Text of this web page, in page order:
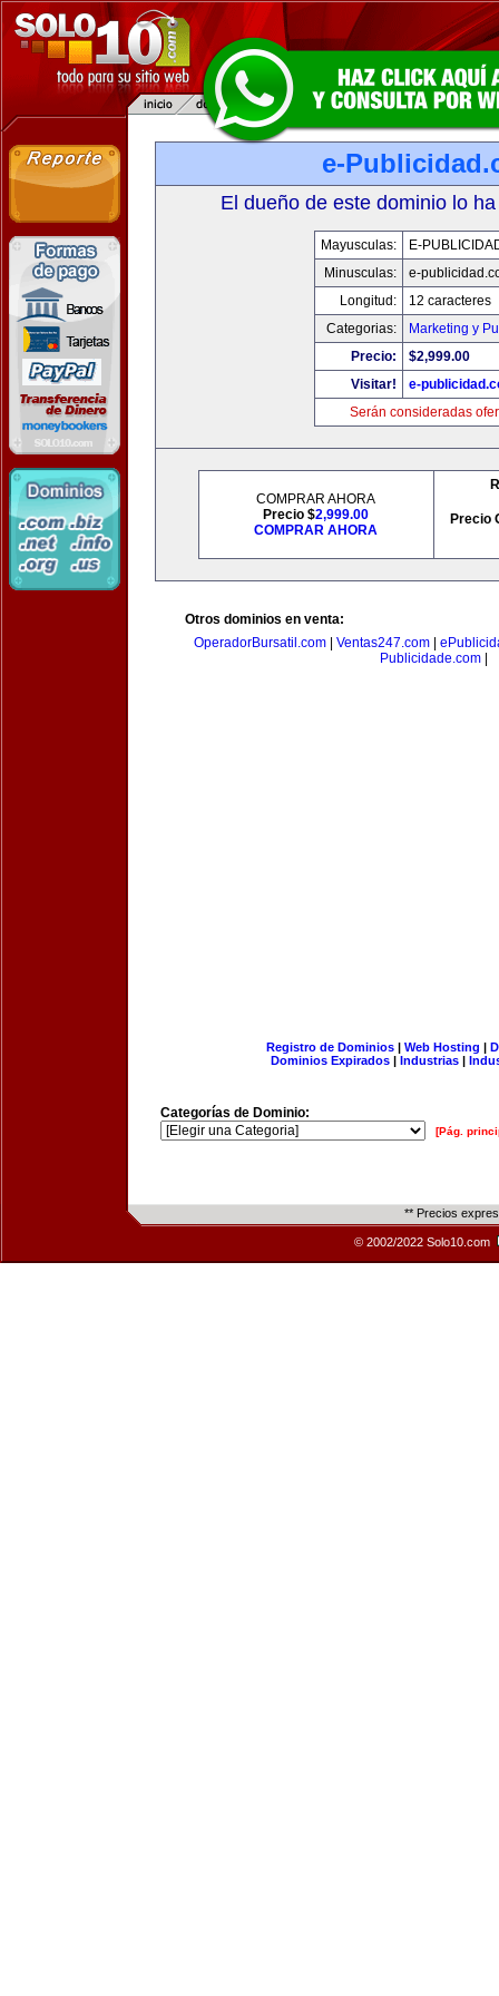
e-
El dueño de este dominio lo
Mayusculas:
E-
Minusculas:
e-
Longitud:
12 caracteres
Categorias:
Marketing y
Precio:
$2,999.00
Visitar!
e-
Serán consideradas
COMPRAR AHORA
Precio $2,999.00
COMPRAR AHORA
Precio
Otros dominios en venta:
OperadorBursatil.com
Ventas247.com
Publicidade.com|
Registro de Dominios| Web Hosting |
Dominios Expirados | Industrias |
Categorías de Dominio:
[Pág.
** Precios
© 2002/2022 Solo10.com